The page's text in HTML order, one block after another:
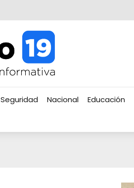
Seguridad Nacional Educación